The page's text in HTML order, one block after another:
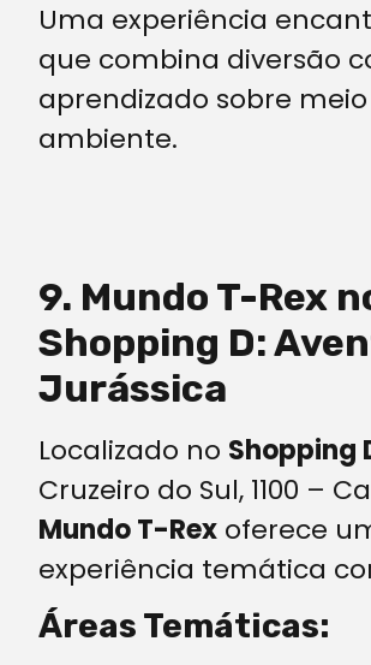
Uma experiência
que combina diversão
aprendizado sobre meio
ambiente.
9. Mundo T-Rex
Shopping D:
Jurássica
Localizado no Shopping
Cruzeiro do Sul, 1100 –
Mundo T-Rex oferece
experiência temática
Áreas Temáticas: